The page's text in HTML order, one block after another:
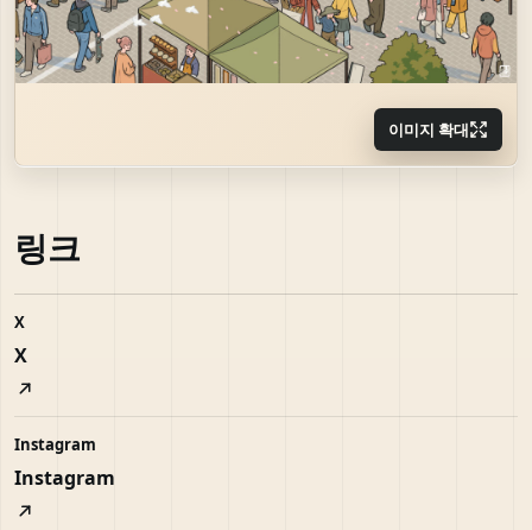
이미지 확대
링크
X
X
Instagram
Instagram